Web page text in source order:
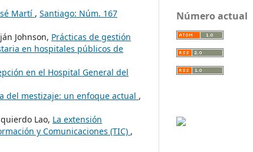
Martí , Santiago: Núm. 167
Johnson, Prácticas de gestión
en hospitales públicos de
en el Hospital General del
del mestizaje: un enfoque actual ,
Lao, La extensión
y Comunicaciones (TIC) ,
Número actual